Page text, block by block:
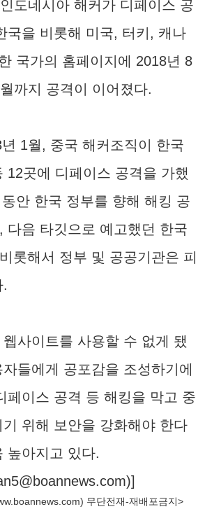
도네시아 해커가 디페이스 공
국을 비롯해 미국, 터키, 캐나
국가의 홈페이지에 2018년 8
까지 공격이 이어졌다.
1월, 중국 해커조직이 한국
12곳에 디페이스 공격을 가했
안 한국 정부를 향해 해킹 공
다음 타깃으로 예고했던 한국
롯해서 정부 및 공공기관은 피
사이트를 사용할 수 없게 됐
들에게 공포감을 조성하기에
페이스 공격 등 해킹을 막고 중
위해 보안을 강화해야 한다
높아지고 있다.
)]
) 무단전재-재배포금지>